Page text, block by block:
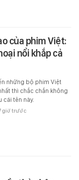
của phim Việt:
nổi khắp cả
những bộ phim Việt
thì chắc chắn không
cái tên này.
giờ trước